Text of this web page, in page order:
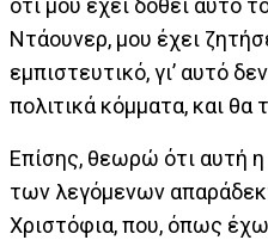
ότι μου έχει δοθεί αυτό
Ντάουνερ, μου έχει
εμπιστευτικό, γι’ αυτό
πολιτικά κόμματα, και
Επίσης, θεωρώ ότι αυτή
των λεγόμενων
Χριστόφια, που, όπως